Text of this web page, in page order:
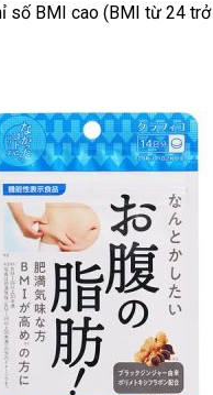
số BMI cao (BMI từ 24